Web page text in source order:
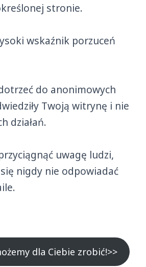
stronie.
wskaźnik porzuceń
do anonimowych
Twoją witrynę i nie
działań.
uwagę ludzi,
nigdy nie odpowiadać
dla Ciebie zrobić!>>